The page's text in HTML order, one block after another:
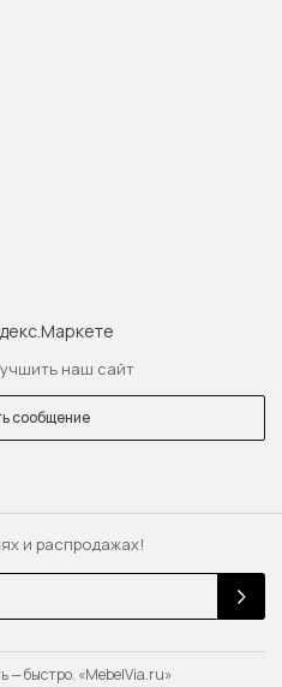
и распродажах!
наш сайт
сообщение
— быстро. «MebelVia.ru»